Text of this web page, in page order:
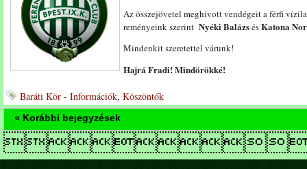
Az összejövetel meghívott vendégeit a férfi
reményeink szerint Nyéki BalázsésKatona
Mindenkit szeretettel várunk!
Hajrá Fradi! Mindörökké!
Baráti Kör - Információk, Köszöntők
« Korábbi bejegyzések